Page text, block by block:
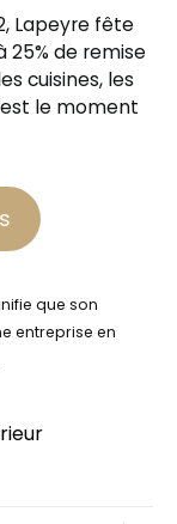
Lapeyre fête
25% de remise
cuisines, les
le moment
que son
entreprise en